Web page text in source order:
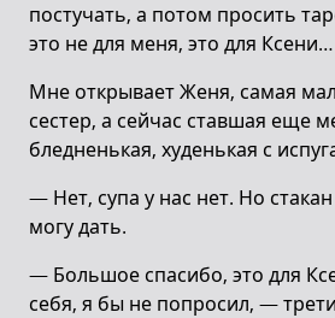
постучать, а потом просить
это не для меня, это для
Мне открывает Женя, самая
сестер, а сейчас ставшая еще
бледненькая, худенькая с
— Нет, супа у нас нет. Но
могу дать.
— Большое спасибо, это для
себя, я бы не попросил, —